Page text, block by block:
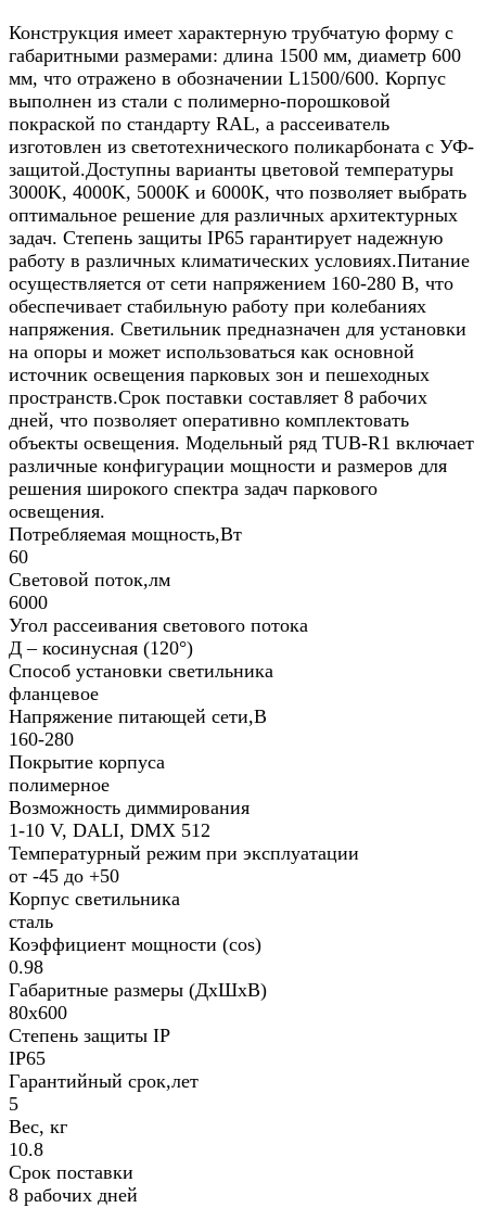
Конструкция имеет характерную трубчатую форму с
габаритными размерами: длина 1500 мм, диаметр 600
мм, что отражено в обозначении L1500/600. Корпус
выполнен из стали с полимерно-порошковой
покраской по стандарту RAL, а рассеиватель
изготовлен из светотехнического поликарбоната с УФ-
защитой.Доступны варианты цветовой температуры
3000K, 4000K, 5000K и 6000K, что позволяет выбрать
оптимальное решение для различных архитектурных
задач. Степень защиты IP65 гарантирует надежную
работу в различных климатических условиях.Питание
осуществляется от сети напряжением 160-280 В, что
обеспечивает стабильную работу при колебаниях
напряжения. Светильник предназначен для установки
на опоры и может использоваться как основной
источник освещения парковых зон и пешеходных
пространств.Срок поставки составляет 8 рабочих
дней, что позволяет оперативно комплектовать
объекты освещения. Модельный ряд TUB-R1 включает
различные конфигурации мощности и размеров для
решения широкого спектра задач паркового
освещения.
Потребляемая мощность,Вт
60
Световой поток,лм
6000
Угол рассеивания светового потока
Д – косинусная (120°)
Способ установки светильника
фланцевое
Напряжение питающей сети,В
160-280
Покрытие корпуса
полимерное
Возможность диммирования
1-10 V, DALI, DMX 512
Температурный режим при эксплуатации
от -45 до +50
Корпус светильника
сталь
Коэффициент мощности (cos)
0.98
Габаритные размеры (ДхШхВ)
80х600
Степень защиты IP
IP65
Гарантийный срок,лет
5
Вес, кг
10.8
Срок поставки
8 рабочих дней